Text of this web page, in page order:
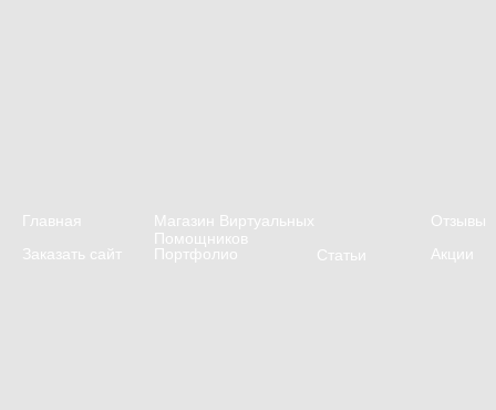
Главная
Магазин Виртуальных
Помощников
Отзывы
Заказать сайт
Портфолио Акции
Статьи